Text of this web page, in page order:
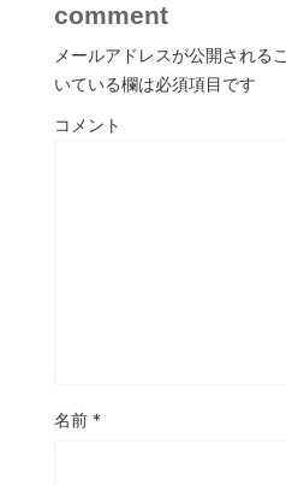
comment
メールアドレスが公開される
いている欄は必須項目です
コメント
名前 *